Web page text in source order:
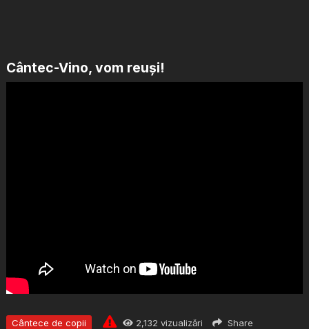
Cântec-Vino, vom reuși!
Cântece de copii 2,132 vizualizări Share